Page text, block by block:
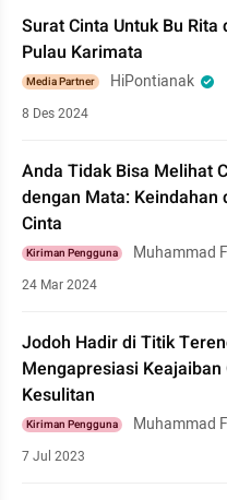
Surat Cinta Untuk Bu
Pulau Karimata
Media Partner HiPontianak
8 Des 2024
Anda Tidak Bisa Melihat
dengan Mata: Keindahan
Cinta
Kiriman Pengguna Muhammad
24 Mar 2024
Jodoh Hadir di Titik
Mengapresiasi Keajaiban
Kesulitan
Kiriman Pengguna Muhammad
7 Jul 2023